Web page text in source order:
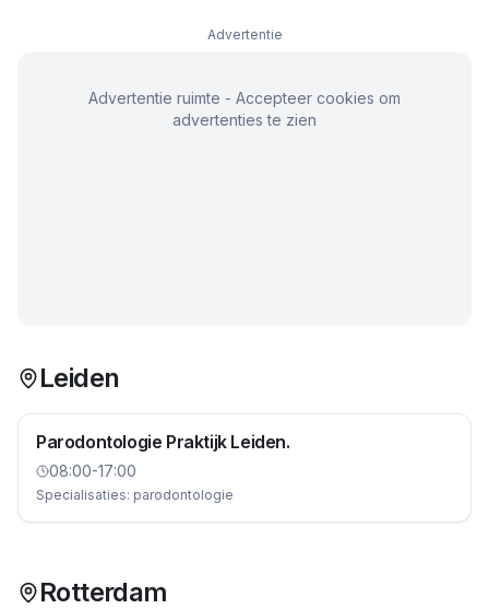
Advertentie
Advertentie ruimte - Accepteer cookies om
advertenties te zien
Leiden
Parodontologie Praktijk Leiden.
08:00-17:00
Specialisaties: parodontologie
Rotterdam